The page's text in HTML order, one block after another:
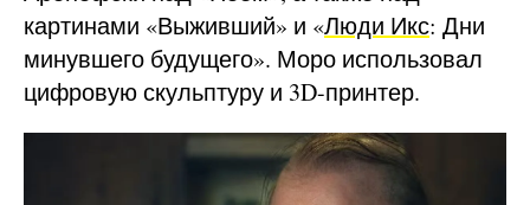
картинами «Выживший» и «Люди Икс: Дни
минувшего будущего». Моро использовал
цифровую скульптуру и 3D-принтер.